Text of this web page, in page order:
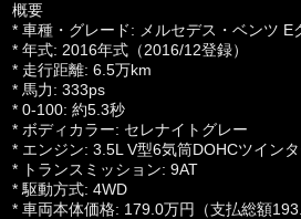
概要
* 車種・グレード: メルセデス・ベンツ
* 年式: 2016年式（2016/12登録）
* 走行距離: 6.5万km
* 馬力: 333ps
* 0-100: 約5.3秒
* ボディカラー: セレナイトグレー
* エンジン: 3.5L V型6気筒DOHCツイン
* トランスミッション: 9AT
* 駆動方式: 4WD
* 車両本体価格: 179.0万円（支払総額